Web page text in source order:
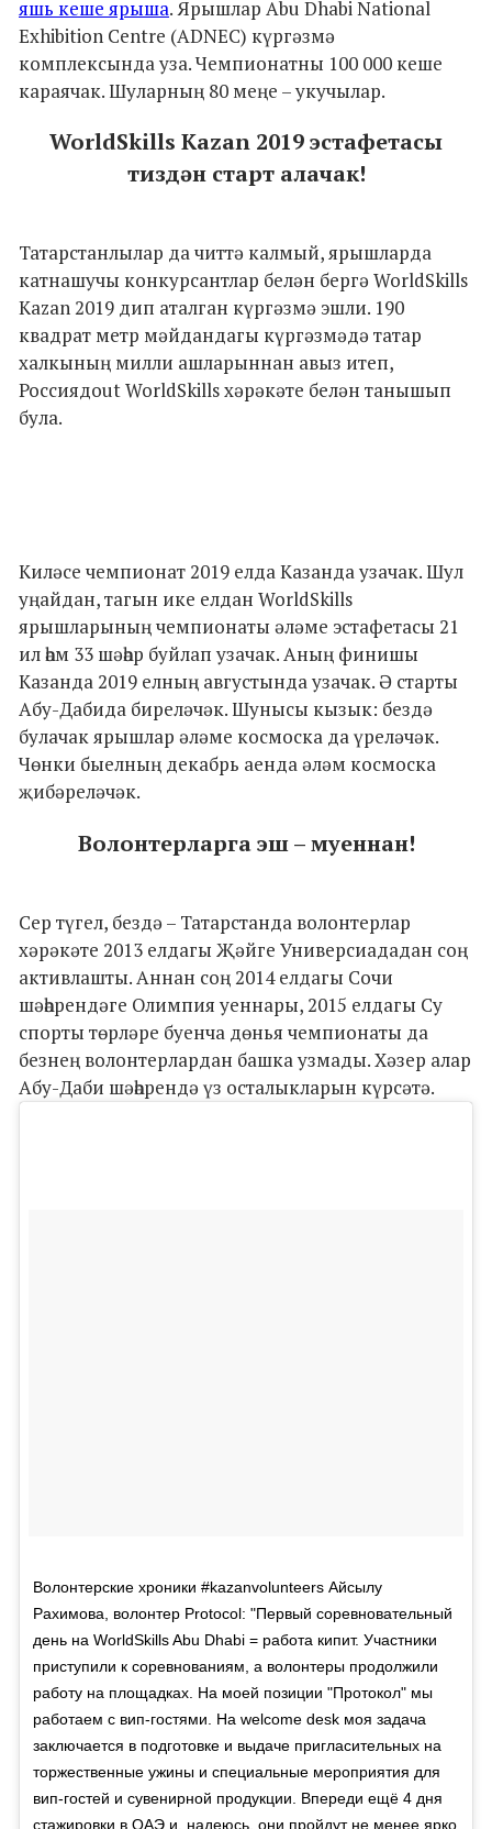
яшь кеше ярыша. Ярышлар Abu Dhabi National
Exhibition Centre (ADNEC) күргәзмә
комплексында уза. Чемпионатны 100 000 кеше
караячак. Шуларның 80 меңе – укучылар.
WorldSkills Kazan 2019 эстафетасы
тиздән старт алачак!
Татарстанлылар да читтә калмый, ярышларда
катнашучы конкурсантлар белән бергә WorldSkills
Kazan 2019 дип аталган күргәзмә эшли. 190
квадрат метр мәйдандагы күргәзмәдә татар
халкының милли ашларыннан авыз итеп,
Россиядout WorldSkills хәрәкәте белән танышып
була.
Киләсе чемпионат 2019 елда Казанда узачак. Шул
уңайдан, тагын ике елдан WorldSkills
ярышларының чемпионаты әләме эстафетасы 21
ил һәм 33 шәһәр буйлап узачак. Аның финишы
Казанда 2019 елның августында узачак. Ә старты
Абу-Дабида биреләчәк. Шунысы кызык: бездә
булачак ярышлар әләме космоска да үреләчәк.
Чөнки быелның декабрь аенда әләм космоска
җибәреләчәк.
Волонтерларга эш – муеннан!
Сер түгел, бездә – Татарстанда волонтерлар
хәрәкәте 2013 елдагы Җәйге Универсиададан соң
активлашты. Аннан соң 2014 елдагы Сочи
шәһәрендәге Олимпия уеннары, 2015 елдагы Су
спорты төрләре буенча дөнья чемпионаты да
безнең волонтерлардан башка узмады. Хәзер алар
Абу-Даби шәһәрендә үз осталыкларын күрсәтә.
Волонтерские хроники #kazanvolunteers Айсылу
Рахимова, волонтер Protocol: "Первый соревновательный
день на WorldSkills Abu Dhabi = работа кипит. Участники
приступили к соревнованиям, а волонтеры продолжили
работу на площадках. На моей позиции "Протокол" мы
работаем с вип-гостями. На welcome desk моя задача
заключается в подготовке и выдаче пригласительных на
торжественные ужины и специальные мероприятия для
вип-гостей и сувенирной продукции. Впереди ещё 4 дня
стажировки в ОАЭ и, надеюсь, они пройдут не менее ярко